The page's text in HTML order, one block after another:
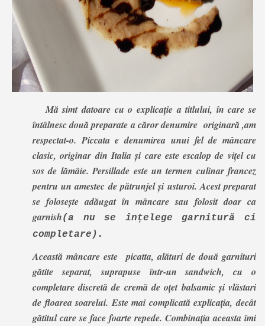
Mă simt datoare cu o explicație a titlului, în care se
întâlnesc două preparate a căror denumire originară ,am
respectat-o. Piccata e denumirea unui fel de mâncare
clasic, originar din Italia și care este escalop de vițel cu
sos de lămâie. Persillade este un termen culinar francez
pentru un amestec de pătrunjel și usturoi. Acest preparat
se folosește adăugat în mâncare sau folosit doar ca
garnish(a nu se înțelege garnitură ci
completare).
Această mâncare este picatta, alături de două garnituri
gătite separat, suprapuse într-un sandwich, cu o
completare discretă de cremă de oțet balsamic și vlăstari
de floarea soarelui. Este mai complicată explicația, decât
gătitul care se face foarte repede. Combinația aceasta îmi